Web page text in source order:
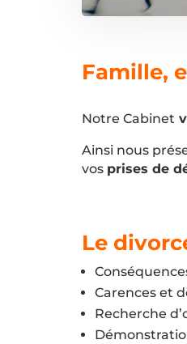
Famille,
Notre Cabinet
Ainsi nous
vos prises de
Le
Carences et
Recherche